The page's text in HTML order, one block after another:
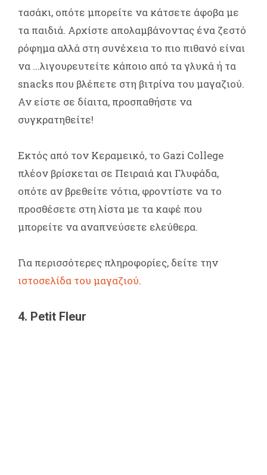
τασάκι, οπότε μπορείτε να κάτσετε άφοβα με
τα παιδιά. Αρχίστε απολαμβάνοντας ένα ζεστό
ρόφημα αλλά στη συνέχεια το πιο πιθανό είναι
να ...λιγουρευτείτε κάποιο από τα γλυκά ή τα
snacks που βλέπετε στη βιτρίνα του μαγαζιού.
Αν είστε σε δίαιτα, προσπαθήστε να
συγκρατηθείτε!
Εκτός από τον Κεραμεικό, το Gazi College
πλέον βρίσκεται σε Πειραιά και Γλυφάδα,
οπότε αν βρεθείτε νότια, φροντίστε να το
προσθέσετε στη λίστα με τα καφέ που
μπορείτε να αναπνεύσετε ελεύθερα.
Για περισσότερες πληροφορίες, δείτε την
ιστοσελίδα του μαγαζιού.
4. Petit Fleur